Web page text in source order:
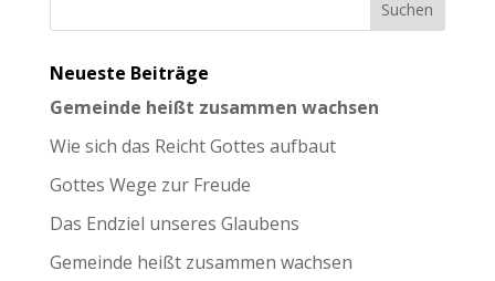
Neueste Beiträge
Gemeinde heißt zusammen wachsen
Wie sich das Reicht Gottes aufbaut
Gottes Wege zur Freude
Das Endziel unseres Glaubens
Gemeinde heißt zusammen wachsen